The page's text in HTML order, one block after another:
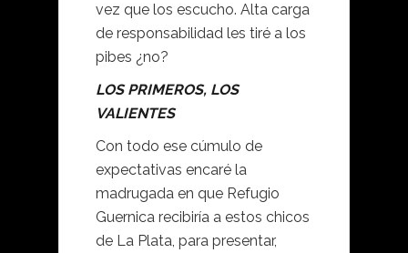
vez que los escucho. Alta carga
de responsabilidad les tiré a los
pibes ¿no?
LOS PRIMEROS, LOS
VALIENTES
Con todo ese cúmulo de
expectativas encaré la
madrugada en que Refugio
Guernica recibiría a estos chicos
de La Plata, para presentar,